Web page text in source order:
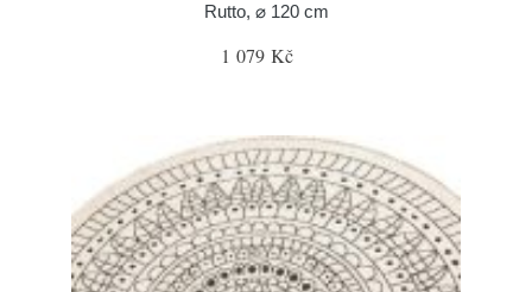
Rutto, ⌀ 120 cm
1 079 Kč